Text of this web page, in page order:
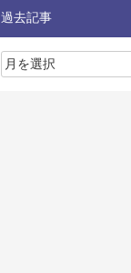
過去記事